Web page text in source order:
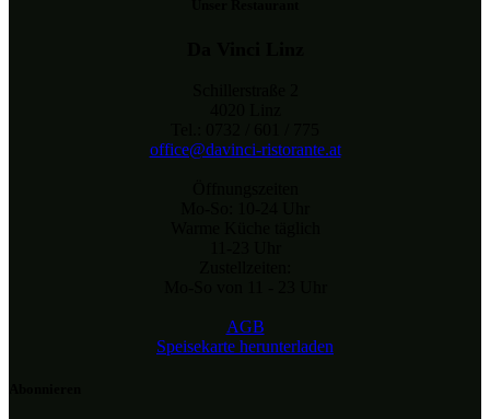
office@davinci-ristorante.at
AGB
Speisekarte herunterladen